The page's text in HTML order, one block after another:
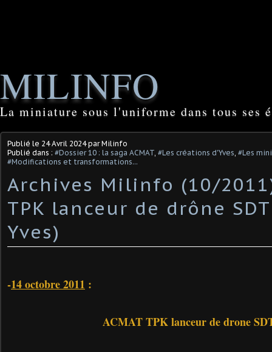
MILINFO
La miniature sous l'uniforme dans tous ses
Publié le 24 Avril 2024par Milinfo
Publié dans : #Dossier 10 : la saga ACMAT, #Les créations d'Yves, #Les
#Modifications et transformations...
Archives Milinfo (10/2011)
TPK lanceur de drône
Yves)
-14 octobre 2011 :
ACMAT TPK lanceur de drone